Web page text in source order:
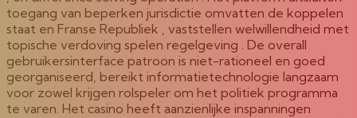
toegang van beperken jurisdictie omvatten de koppelen
staat en Franse Republiek , vaststellen welwillendheid met
topische verdoving spelen regelgeving . De overall
gebruikersinterface patroon is niet-rationeel en goed
georganiseerd, bereikt informatietechnologie langzaam
voor zowel krijgen rolspeler om het politiek programma
te varen. Het casino heeft aanzienlijke inspanningen